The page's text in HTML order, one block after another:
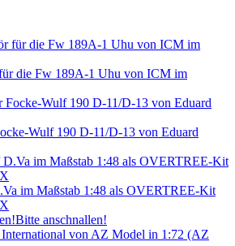
die Fw 189A-1 Uhu von ICM im
Wulf 190 D-11/D-13 von Eduard
im Maßstab 1:48 als OVERTREE-Kit
Bitte anschnallen!